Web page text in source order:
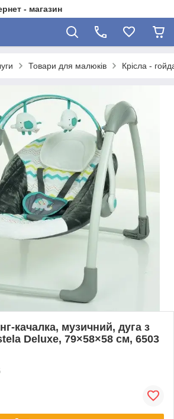
- магазин
Товари для малюків Крісла -
качалка, музичний, дуга з
Deluxe, 79×58×58 см, 6503